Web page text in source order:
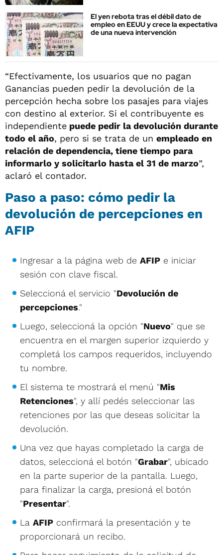
El yen rebota tras el débil dato de
empleo en EEUU y crece la expectativa
de una nueva intervención
“Efectivamente, los usuarios que no pagan
Ganancias pueden pedir la devolución de la
percepción hecha sobre los pasajes para viajes
con destino al exterior. Si el contribuyente es
independiente puede pedir la devolución durante
todo el año, pero si se trata de un empleado en
relación de dependencia, tiene tiempo para
informarlo y solicitarlo hasta el 31 de marzo”,
aclaró el contador.
Paso a paso: cómo pedir la
devolución de percepciones en
AFIP
Ingresar a la página web de AFIP e iniciar
sesión con clave fiscal.
Seleccioná el servicio "Devolución de
percepciones."
Luego, seleccioná la opción "Nuevo" que se
encuentra en el margen superior izquierdo y
completá los campos requeridos, incluyendo
tu nombre.
El sistema te mostrará el menú "Mis
Retenciones", y allí pedés seleccionar las
retenciones por las que deseas solicitar la
devolución.
Una vez que hayas completado la carga de
datos, seleccioná el botón "Grabar", ubicado
en la parte superior de la pantalla. Luego,
para finalizar la carga, presioná el botón
"Presentar".
La AFIP confirmará la presentación y te
proporcionará un recibo.